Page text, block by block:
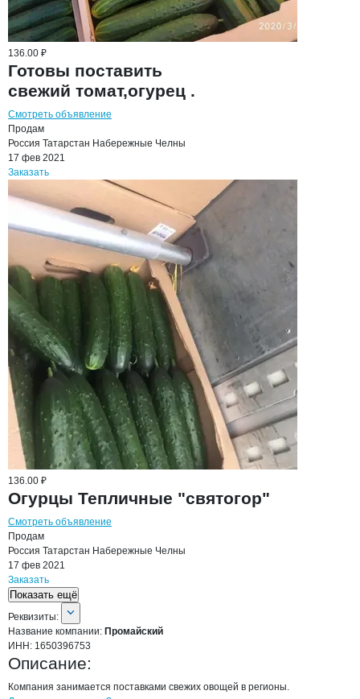
136.00 ₽
Готовы поставить
свежий томат,огурец .
Смотреть объявление
Продам
Россия Татарстан Набережные Челны
17 фев 2021
Заказать
136.00 ₽
Огурцы Тепличные "святогор"
Смотреть объявление
Продам
Россия Татарстан Набережные Челны
17 фев 2021
Заказать
Показать ещё
О компании
Реквизиты
Реквизиты:
Название компании: Промайский
ИНН: 1650396753
Описание:
Компания занимается поставками свежих овощей в регионы.